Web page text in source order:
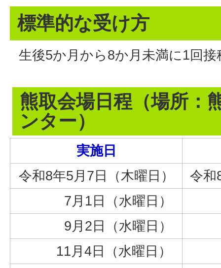
標準的な受け方
生後5か月から8か月未満に1回接
熊取会場日程（場所：
ンター）
実施日
令和8年5月7日（木曜日）
令和
7月1日（水曜日）
9月2日（水曜日）
11月4日（水曜日）